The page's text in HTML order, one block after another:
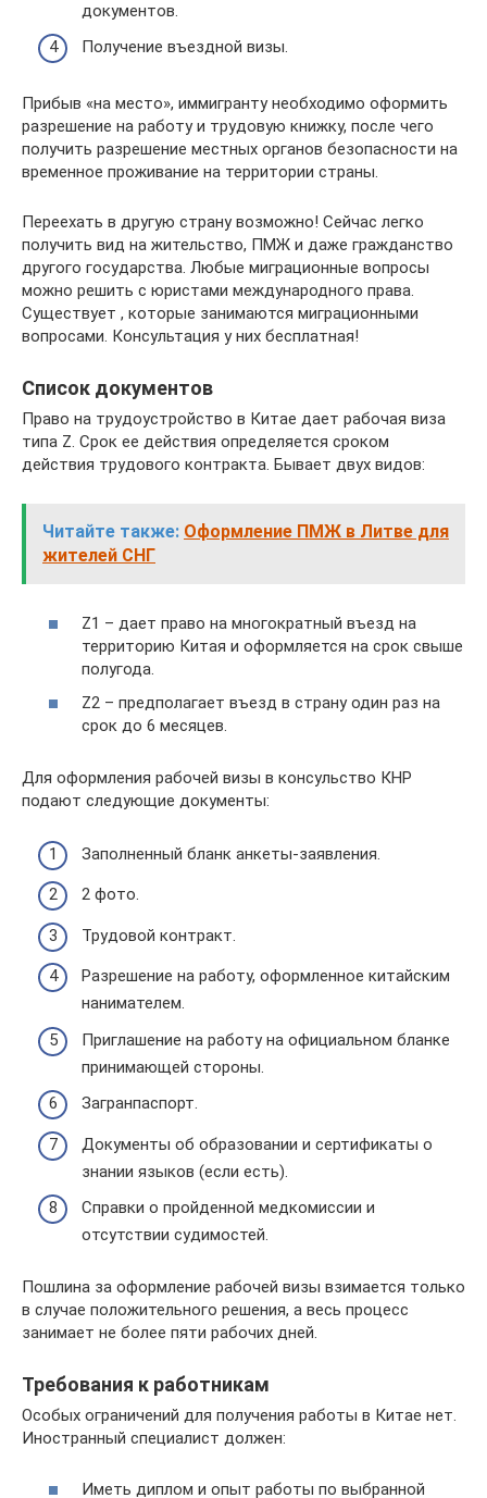
документов.
Получение въездной визы.
Прибыв «на место», иммигранту необходимо оформить
разрешение на работу и трудовую книжку, после чего
получить разрешение местных органов безопасности на
временное проживание на территории страны.
Переехать в другую страну возможно! Сейчас легко
получить вид на жительство, ПМЖ и даже гражданство
другого государства. Любые миграционные вопросы
можно решить с юристами международного права.
Существует , которые занимаются миграционными
вопросами. Консультация у них бесплатная!
Список документов
Право на трудоустройство в Китае дает рабочая виза
типа Z. Срок ее действия определяется сроком
действия трудового контракта. Бывает двух видов:
Читайте также: Оформление ПМЖ в Литве для
жителей СНГ
Z1 – дает право на многократный въезд на
территорию Китая и оформляется на срок свыше
полугода.
Z2 – предполагает въезд в страну один раз на
срок до 6 месяцев.
Для оформления рабочей визы в консульство КНР
подают следующие документы:
Заполненный бланк анкеты-заявления.
2 фото.
Трудовой контракт.
Разрешение на работу, оформленное китайским
нанимателем.
Приглашение на работу на официальном бланке
принимающей стороны.
Загранпаспорт.
Документы об образовании и сертификаты о
знании языков (если есть).
Справки о пройденной медкомиссии и
отсутствии судимостей.
Пошлина за оформление рабочей визы взимается только
в случае положительного решения, а весь процесс
занимает не более пяти рабочих дней.
Требования к работникам
Особых ограничений для получения работы в Китае нет.
Иностранный специалист должен:
Иметь диплом и опыт работы по выбранной